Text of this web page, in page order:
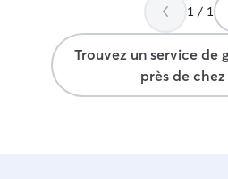
1 / 1
Trouvez un service de
près de